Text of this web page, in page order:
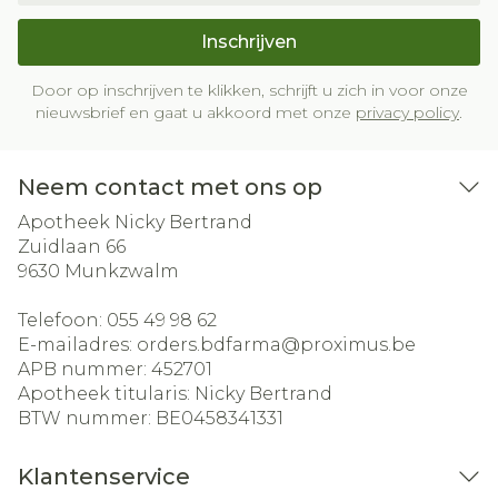
Inschrijven
Door op inschrijven te klikken, schrijft u zich in voor onze
nieuwsbrief en gaat u akkoord met onze privacy policy.
Neem contact met ons op
Apotheek Nicky Bertrand
Zuidlaan 66
9630 Munkzwalm
Telefoon: 055 49 98 62
E-mailadres: orders.bdfarma@proximus.be
APB nummer: 452701
Apotheek titularis: Nicky Bertrand
BTW nummer: BE0458341331
Klantenservice